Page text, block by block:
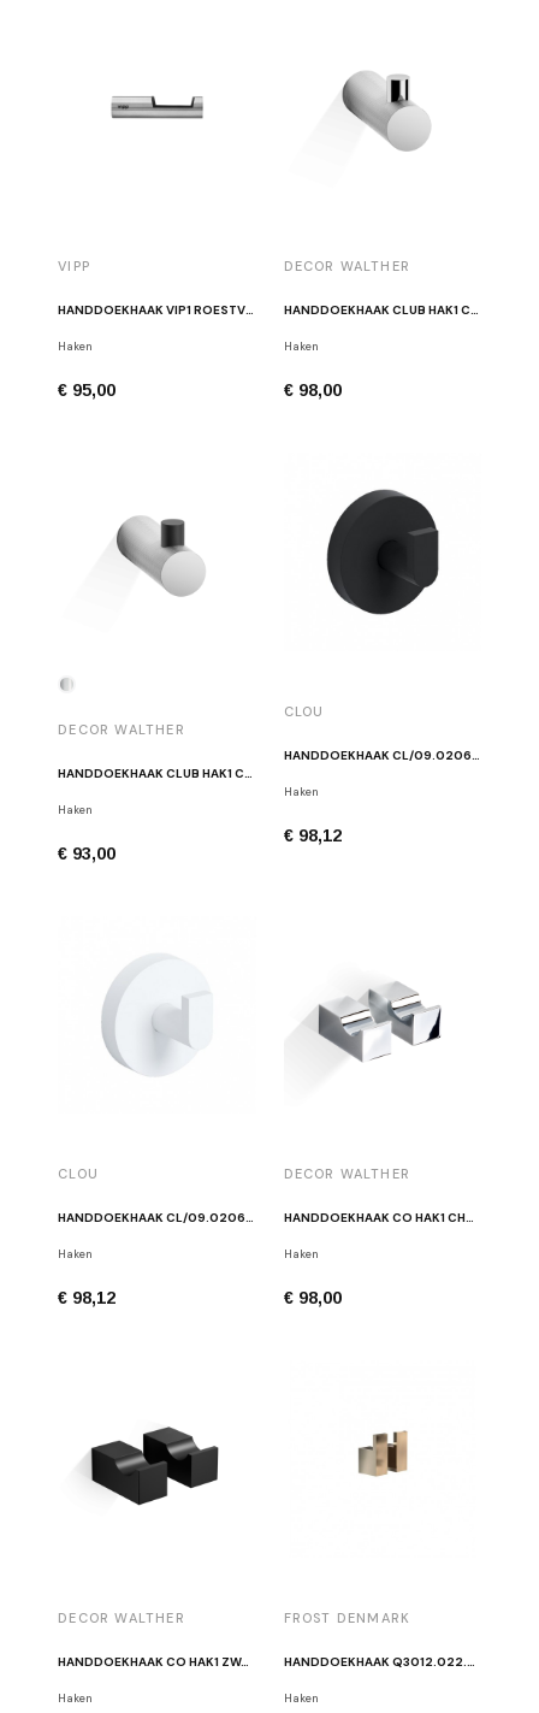
VIPP
HANDDOEKHAAK VIP1 ROESTVRIJSTAAL
Haken
€ 95,00
DECOR WALTHER
HANDDOEKHAAK CLUB HAK1 CHROOM
Haken
€ 98,00
DECOR WALTHER
Haken
€ 93,00
CLOU
Haken
€ 98,12
CLOU
HANDDOEKHAAK CL/09.02064.20 MAT WIT
Haken
€ 98,12
DECOR WALTHER
HANDDOEKHAAK CO HAK1 CHROOM (PAAR)
Haken
€ 98,00
DECOR WALTHER
HANDDOEKHAAK CO HAK1 ZWART (PAAR)
Haken
FROST DENMARK
HANDDOEKHAAK Q3012.022.60 GOUD (PAAR)
Haken